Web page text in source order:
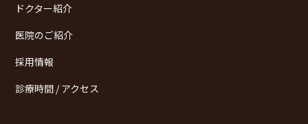
ドクター紹介
医院のご紹介
採用情報
診療時間 / アクセス